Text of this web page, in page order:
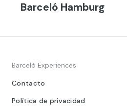
Barceló Hamburg
Barceló Experiences
Contacto
Política de privacidad